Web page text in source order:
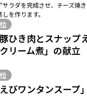
サラダを完成させ、チーズ焼
しを作ります。
豚ひき肉とスナップ
リーム煮」の献立
えびワンタンスープ